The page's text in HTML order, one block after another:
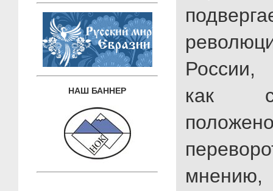
НАШ БАННЕР
России,
как
мнению,